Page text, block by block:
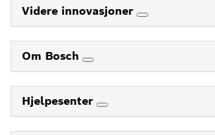
Videre innovasjoner
Om Bosch
Hjelpesenter